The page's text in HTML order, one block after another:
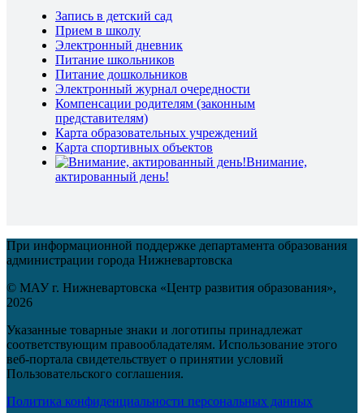
Запись в детский сад
Прием в школу
Электронный дневник
Питание школьников
Питание дошкольников
Электронный журнал очередности
Компенсации родителям (законным
представителям)
Карта образовательных учреждений
Карта спортивных объектов
Внимание,
актированный день!
При информационной поддержке департамента образования
администрации города Нижневартовска
© МАУ г. Нижневартовска «Центр развития образования»,
2026
Указанные товарные знаки и логотипы принадлежат
соответствующим правообладателям. Использование этого
веб-портала свидетельствует о принятии условий
Пользовательского соглашения.
Политика конфиденциальности персональных данных